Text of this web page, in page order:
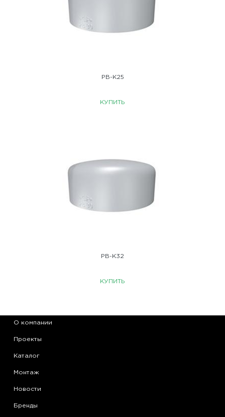
PB-K25
КУПИТЬ
PB-K32
КУПИТЬ
О компании
Проекты
Каталог
Монтаж
Новости
Бренды